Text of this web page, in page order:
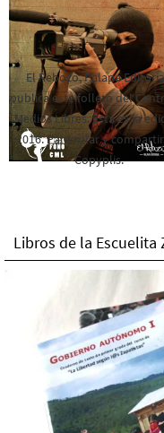
El Rebozo, Palapa
publica este folleto del
Medios Libres. Esta es la
2016. Para rolar y
Copyplis.
Libros de la Escuelita